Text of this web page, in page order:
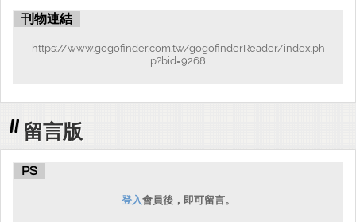
刊物連結
https://www.gogofinder.com.tw/gogofinderReader/index.ph
p?bid=9268
留言版
PS
登入會員後，即可留言。